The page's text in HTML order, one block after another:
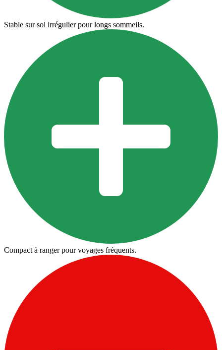
Stable sur sol irrégulier pour longs sommeils.
Compact à ranger pour voyages fréquents.